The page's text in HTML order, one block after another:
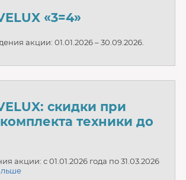
«3=4»
акции: 01.01.2026 – 30.09.2026.
скидки при
техники до
акции: с 01.01.2026 года по 31.03.2026